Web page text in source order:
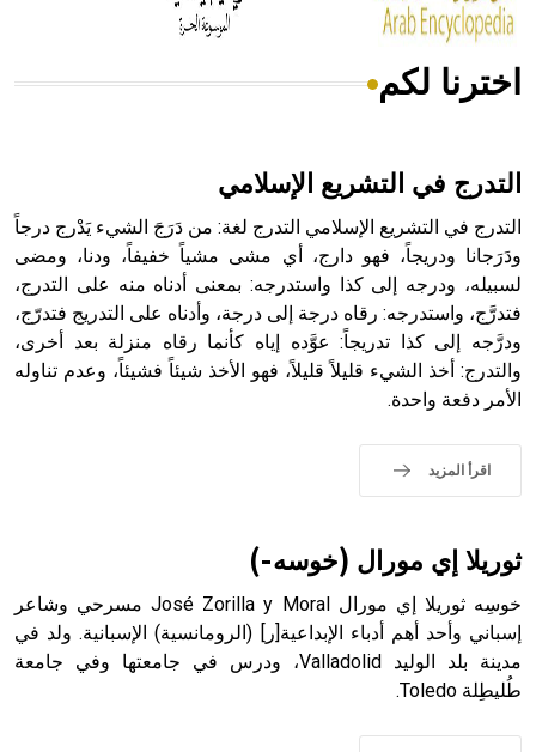
هل تعلم أن الأبسيد كلمة فرنسية اللفظ تم اعتمادها مصطلحاً
- هل تعلم أن أبجر Abgar اسم معروف جيداً يعود إلى عدد من
الملوك الذين حكموا مدينة إديسا (الرها) من أبجر الأول وحتى
التاسع، وهم ينتسبون إلى أسرة أوسروين
اخترنا لكم
التدرج في التشريع الإسلامي
التدرج في التشريع الإسلامي التدرج لغة: من دَرَجَ الشيء يَدْرج درجاً
ودَرَجانا ودريجاً، فهو دارج، أي مشى مشياً خفيفاً، ودنا، ومضى
لسبيله، ودرجه إلى كذا واستدرجه: بمعنى أدناه منه على التدرج،
فتدرَّج، واستدرجه: رقاه درجة إلى درجة، وأدناه على التدريج فتدرّج،
ودرَّجه إلى كذا تدريجاً: عوَّده إياه كأنما رقاه منزلة بعد أخرى،
والتدرج: أخذ الشيء قليلاً قليلاً، فهو الأخذ شيئاً فشيئاً، وعدم تناوله
الأمر دفعة واحدة.
اقرأ المزيد
ثوريلا إي مورال (خوسه-)
خوسِه ثوريلا إي مورال José Zorilla y Moral مسرحي وشاعر
إسباني وأحد أهم أدباء الإبداعية[ر] (الرومانسية) الإسبانية. ولد في
مدينة بلد الوليد Valladolid، ودرس في جامعتها وفي جامعة
طُليطِلة Toledo.